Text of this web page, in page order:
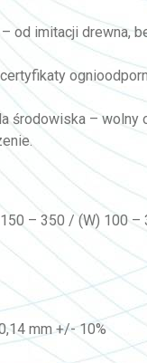
od imitacji drewna,
środowiska –
150 – 350 / (W) 100
mm +/- 10%